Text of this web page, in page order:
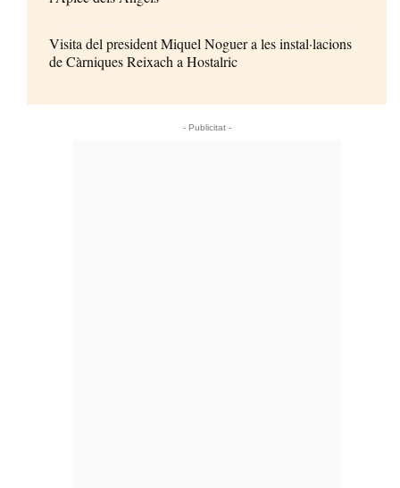
Visita del president Miquel Noguer a les instal·lacions
de Càrniques Reixach a Hostalric
- Publicitat -